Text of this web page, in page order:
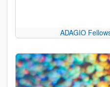
ADAGIO